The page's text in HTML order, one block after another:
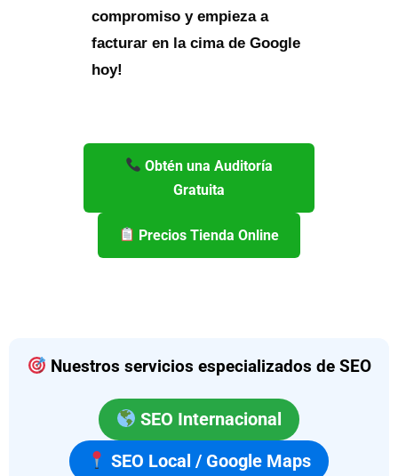
compromiso y empieza a
facturar en la cima de Google
hoy!
Obtén una Auditoría
Gratuita
Precios Tienda Online
Nuestros servicios especializados de SEO
SEO Internacional
SEO Local / Google Maps